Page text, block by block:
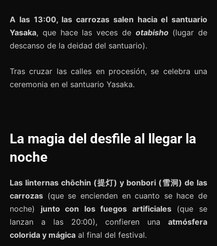
A las 13:00, las carrozas salen hacia el santuario
Yasaka, que hace las veces de otabisho(lugar de
descanso de la deidad del santuario).
Tras cruzar las calles en procesión, se celebra una
ceremonia en el santuario Yasaka.
La magia del desfile al llegar la
noche
Las linternas chōchin (提灯) y bonbori (雪洞) de las
carrozas (que se encienden en cuanto se hace de
noche) junto con los fuegos artificiales(que se
lanzan a las 20:00), confieren una atmósfera
colorida y mágica al final del festival.